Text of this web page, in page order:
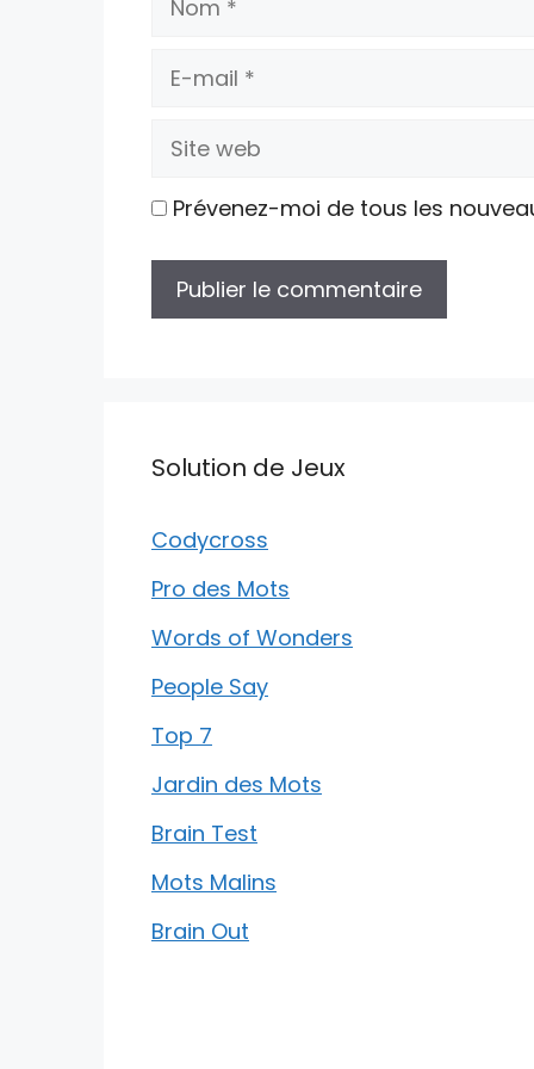
E-
Site
Prévenez-moi de tous les
Solution de Jeux
Codycross
Pro des Mots
Words of Wonders
People Say
Top 7
Jardin des Mots
Brain Test
Mots Malins
Brain Out